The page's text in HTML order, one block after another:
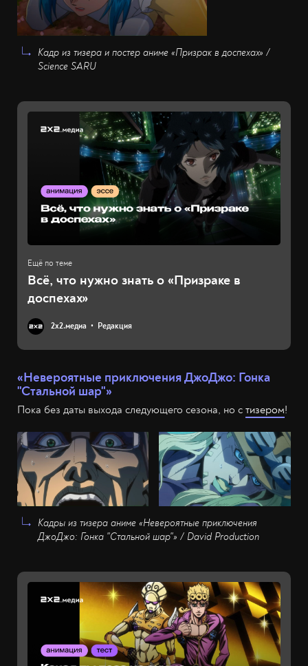
Кадр из тизера и постер аниме «Призрак в доспехах» /
Science SARU
Всё, что нужно знать о «Призраке в
доспехах»
2х2.медиа Редакция
«Невероятные приключения ДжоДжо: Гонка
"Стальной шар"»
Пока без даты выхода следующего сезона, но с тизером!
Кадры из тизера аниме «Невероятные приключения
ДжоДжо: Гонка "Стальной шар"» / David Production